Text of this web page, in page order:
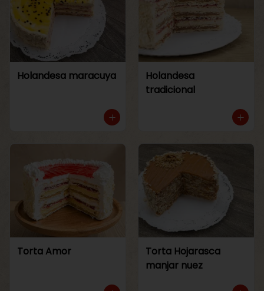
Holandesa maracuya
Holandesa
tradicional
Torta Amor
Torta Hojarasca
manjar nuez